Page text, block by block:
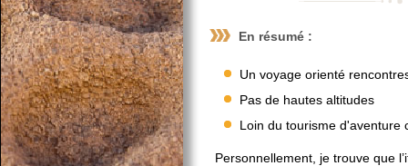
En résumé :
Un voyage orienté
Pas de hautes altitudes
Loin du tourisme d'aventure
Personnellement, je trouve que